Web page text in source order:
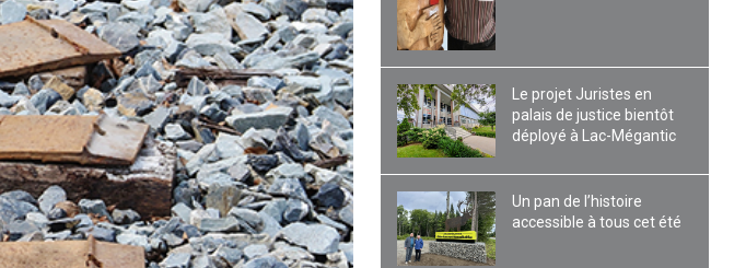
Le projet Juristes en
palais de justice bientôt
déployé à Lac-Mégantic
Un pan de l’histoire
accessible à tous cet été